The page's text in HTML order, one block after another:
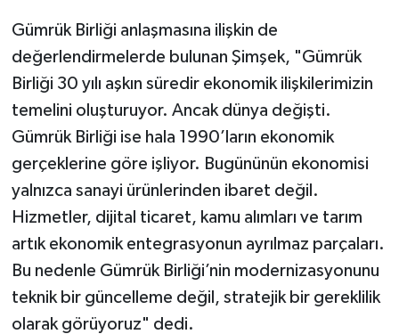
Gümrük Birliği anlaşmasına ilişkin de
değerlendirmelerde bulunan Şimşek, "Gümrük
Birliği 30 yılı aşkın süredir ekonomik ilişkilerimizin
temelini oluşturuyor. Ancak dünya değişti.
Gümrük Birliği ise hala 1990’ların ekonomik
gerçeklerine göre işliyor. Bugününün ekonomisi
yalnızca sanayi ürünlerinden ibaret değil.
Hizmetler, dijital ticaret, kamu alımları ve tarım
artık ekonomik entegrasyonun ayrılmaz parçaları.
Bu nedenle Gümrük Birliği’nin modernizasyonunu
teknik bir güncelleme değil, stratejik bir gereklilik
olarak görüyoruz" dedi.